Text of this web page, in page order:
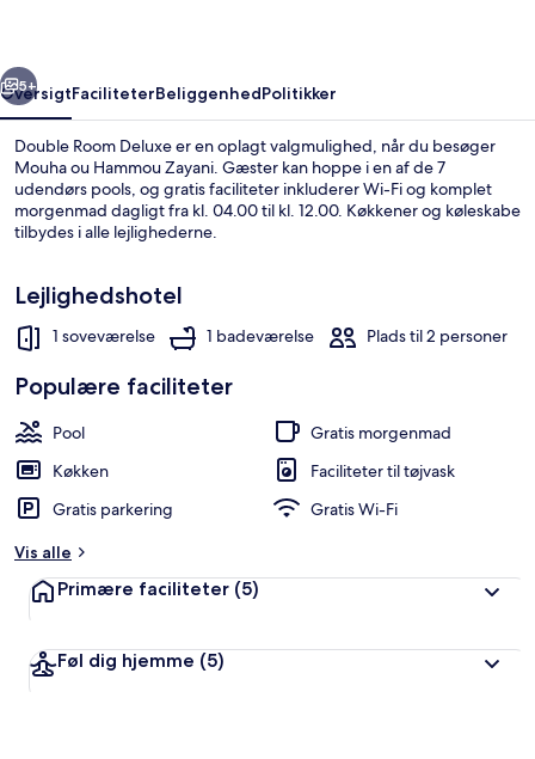
Deluxe-lejlighed | Opholdsområde
5+
OversigtFaciliteterBeliggenhedPolitikker
Double Room Deluxe er en oplagt valgmulighed, når du besøger
Mouha ou Hammou Zayani. Gæster kan hoppe i en af de 7
udendørs pools, og gratis faciliteter inkluderer Wi-Fi og komplet
morgenmad dagligt fra kl. 04.00 til kl. 12.00. Køkkener og køleskabe
tilbydes i alle lejlighederne.
Lejlighedshotel
1 soveværelse 1 badeværelse Plads til 2 personer
Populære faciliteter
Pool
Gratis morgenmad
Køkken
Faciliteter til tøjvask
Gratis parkering
Gratis Wi-Fi
Vis alle
Primære faciliteter (5)
Føl dig hjemme (5)